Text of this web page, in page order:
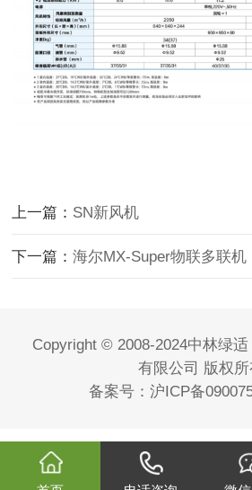
上一篇： SN新风机
下一篇：海尔MX-Super物联多联机
Copyright © 2008-2024中林绿
有限公司 版权所
备案号： 沪ICP备